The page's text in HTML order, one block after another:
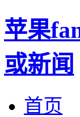
苹果
或新闻
首页